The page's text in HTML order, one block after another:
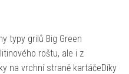
typy grilů Big Green
roštu, ale i z
na vrchní straně kartáčeDíky